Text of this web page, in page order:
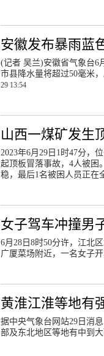
安徽发布暴雨蓝
(记者 吴兰)安徽省气象台6
市县降水量将超过50毫米
29 13:54
山西一煤矿发生
2023年6月29日1时47分，
起顶板冒落事故，4人被困
稳，最后1名被困人员正在
女子驾车冲撞男
6月28日8时50分许，江北
广厦菜场附近，一名女子
黄淮江淮等地有
据中央气象台网站29日消
部及东北地区等地有中到